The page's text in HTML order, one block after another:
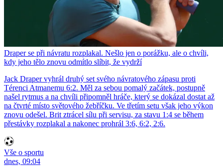
Draper se při návratu rozplakal. Nešlo jen o porážku, ale o chvíli,
kdy jeho tělo znovu odmítlo slíbit, že vydrží
Jack Draper vyhrál druhý set svého návratového zápasu proti
Térenci Atmanemu 6:2. Měl za sebou pomalý začátek, postupně
našel rytmus a na chvíli připomněl hráče, který se dokázal dostat až
na čtvrté místo světového žebříčku. Ve třetím setu však jeho výkon
znovu odešel. Brit ztrácel sílu při servisu, za stavu 1:4 se během
přestávky rozplakal a nakonec prohrál 3:6, 6:2, 2:6.
Vše o sportu
dnes, 09:04